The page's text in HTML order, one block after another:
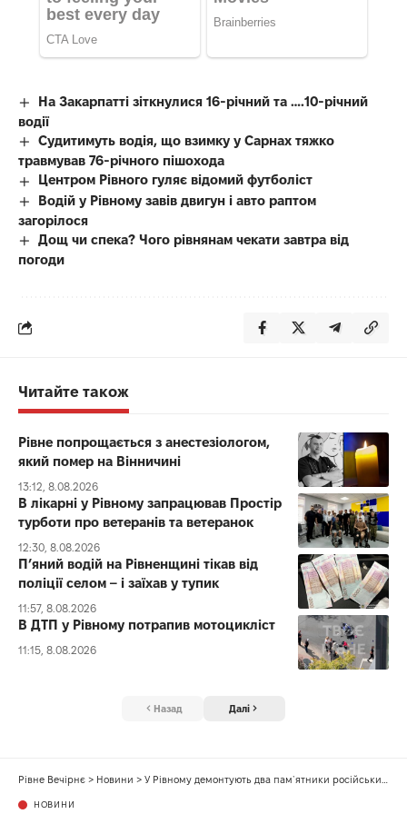
На Закарпатті зіткнулися 16-річний та ….10-річний
водії
Судитимуть водія, що взимку у Сарнах тяжко
травмував 76-річного пішохода
Центром Рівного гуляє відомий футболіст
Водій у Рівному завів двигун і авто раптом
загорілося
Дощ чи спека? Чого рівнянам чекати завтра від
погоди
Читайте також
Рівне попрощається з анестезіологом,
який помер на Вінничині
13:12, 8.08.2026
В лікарні у Рівному запрацював Простір
турботи про ветеранів та ветеранок
12:30, 8.08.2026
П’яний водій на Рівненщині тікав від
поліції селом – і заїхав у тупик
11:57, 8.08.2026
В ДТП у Рівному потрапив мотоцикліст
11:15, 8.08.2026
Назад Далі
Рівне Вечірнє > Новини > У Рівному демонтують два пам`ятники російським діячам
НОВИНИ